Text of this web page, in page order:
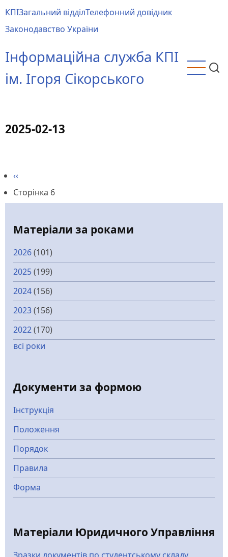
до
основного
КПІЗагальний відділТелефонний довідник
Законодавство України
Інформаційна служба КПІ
ім. Ігоря Сікорського
2025-02-13
на
Попередня
сторінка
‹‹
Сторінка 6
Матеріали за роками
2026(101)
2025(199)
2024(156)
2023(156)
2022(170)
всі роки
Документи за формою
Інструкція
Положення
Порядок
Правила
Форма
Матеріали Юридичного Управління